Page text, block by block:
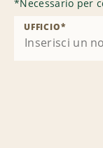
*Necessario per
UFFICIO*